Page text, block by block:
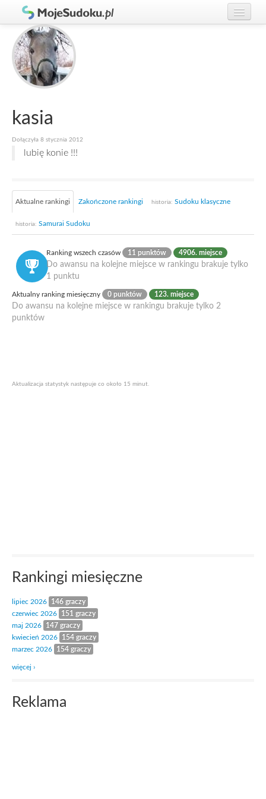
Graj w Sudoku!
Zasady Sudoku
Rankingi
Gracze
kasia
Dołączyła 8 stycznia 2012
lubię konie !!!
Aktualne rankingi Zakończone rankingi historia: Sudoku klasyczne
historia: Samurai Sudoku
Ranking wszech czasów 11 punktów 4906. miejsce
Do awansu na kolejne miejsce w rankingu brakuje tylko
1 punktu
Aktualny ranking miesięczny 0 punktów 123. miejsce
Do awansu na kolejne miejsce w rankingu brakuje tylko 2
punktów
Aktualizacja statystyk następuje co około 15 minut.
Rankingi miesięczne
lipiec 2026
146 graczy
czerwiec 2026
151 graczy
maj 2026
147 graczy
kwiecień 2026
154 graczy
marzec 2026
154 graczy
więcej ›
Reklama